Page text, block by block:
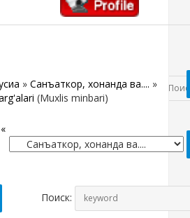
» Санъаткор, хонанда ва.... »
(Muxlis minbari)
«
Поиск: